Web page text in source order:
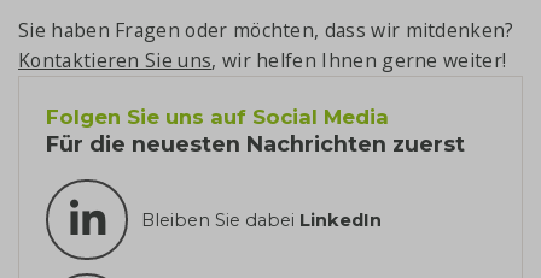
Sie haben Fragen oder möchten, dass wir mitdenken?
Kontaktieren Sie uns, wir helfen Ihnen gerne weiter!
Folgen Sie uns auf Social Media
Für die neuesten Nachrichten zuerst
Bleiben Sie dabei LinkedIn